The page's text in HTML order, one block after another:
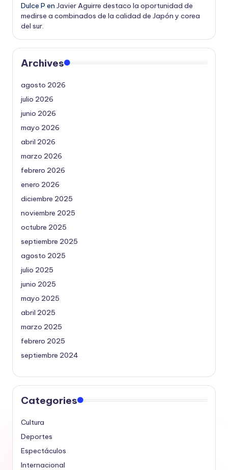
Dulce P en Javier Aguirre destaco la oportunidad de
medirse a combinados de la calidad de Japón y corea
del sur.
Archives
agosto 2026
julio 2026
junio 2026
mayo 2026
abril 2026
marzo 2026
febrero 2026
enero 2026
diciembre 2025
noviembre 2025
octubre 2025
septiembre 2025
agosto 2025
julio 2025
junio 2025
mayo 2025
abril 2025
marzo 2025
febrero 2025
septiembre 2024
Categories
Cultura
Deportes
Espectáculos
Internacional